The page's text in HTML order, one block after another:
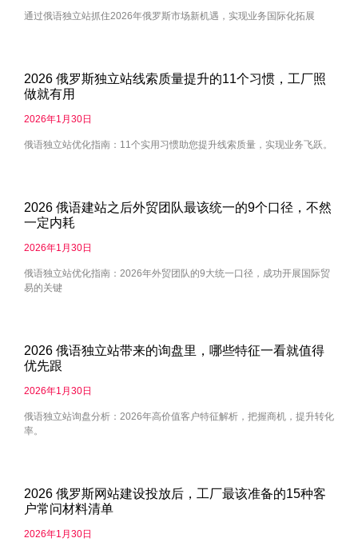
通过俄语独立站抓住2026年俄罗斯市场新机遇，实现业务国际化拓展
2026 俄罗斯独立站线索质量提升的11个习惯，工厂照
做就有用
2026年1月30日
俄语独立站优化指南：11个实用习惯助您提升线索质量，实现业务飞跃。
2026 俄语建站之后外贸团队最该统一的9个口径，不然
一定内耗
2026年1月30日
俄语独立站优化指南：2026年外贸团队的9大统一口径，成功开展国际贸
易的关键
2026 俄语独立站带来的询盘里，哪些特征一看就值得
优先跟
2026年1月30日
俄语独立站询盘分析：2026年高价值客户特征解析，把握商机，提升转化
率。
2026 俄罗斯网站建设投放后，工厂最该准备的15种客
户常问材料清单
2026年1月30日